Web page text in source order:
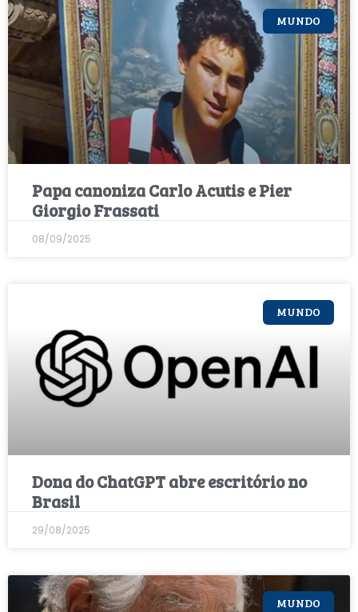
MUNDO
Papa canoniza Carlo Acutis e Pier
Giorgio Frassati
08/09/2025
MUNDO
Dona do ChatGPT abre escritório no
Brasil
29/08/2025
MUNDO